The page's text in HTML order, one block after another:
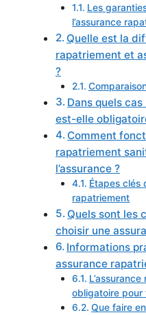
Les
l’assurance
Quelle est la
rapatriement et
?
Dans quels
est-elle
Comment
rapatriement
l’assurance ?
Étapes clés
rapatriement
Quels sont les
choisir une
Informations
assurance
obligatoire pour
Que faire